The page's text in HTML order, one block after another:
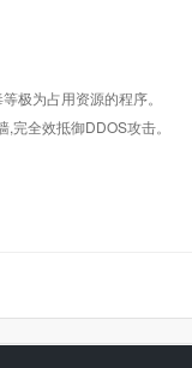
极为占用资源的程序。
全效抵御DDOS攻击。